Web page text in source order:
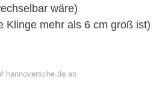
wäre)
Klinge mehr als 6 cm groß ist)
hannoversche.de an